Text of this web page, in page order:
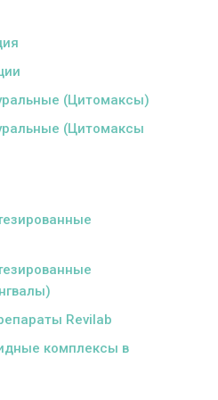
(Цитомаксы)
(Цитомаксы
Revilab
комплексы в